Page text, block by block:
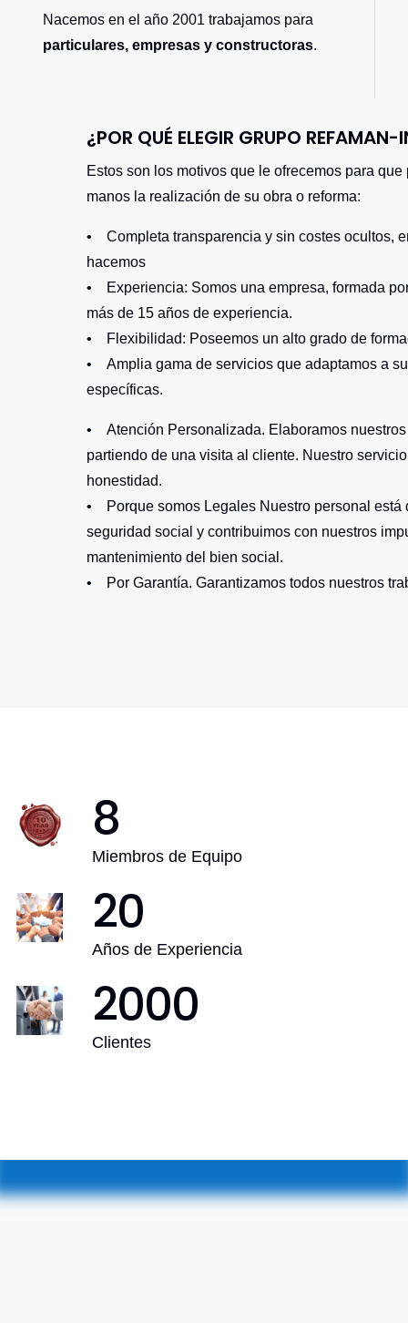
Nacemos en el año 2001 trabajamos para
particulares, empresas y constructoras.
¿POR QUÉ ELEGIR GRUPO
Estos son los motivos que le ofrecemos para
manos la realización de su obra o reforma:
• Completa transparencia y sin costes ocultos,
hacemos
• Experiencia: Somos una empresa, formada
más de 15 años de experiencia.
• Flexibilidad: Poseemos un alto grado de
• Amplia gama de servicios que adaptamos a
específicas.
• Atención Personalizada. Elaboramos nuestros
partiendo de una visita al cliente. Nuestro
honestidad.
• Porque somos Legales Nuestro personal está
seguridad social y contribuimos con nuestros
mantenimiento del bien social.
• Por Garantía. Garantizamos todos nuestros
8
Miembros de Equipo
20
Años de Experiencia
2000
Clientes